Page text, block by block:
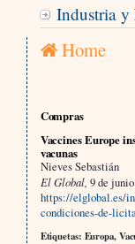
Industria y
Home
Compras
Vaccines Europe
vacunas
Nieves Sebastián
El Global, 9 de
https://elglobal.es/
condiciones-de-
Etiquetas: Europa,